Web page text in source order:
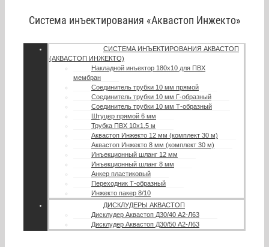
Система инъектирования «Аквастоп Инжекто»
СИСТЕМА ИНЪЕКТИРОВАНИЯ АКВАСТОП
(АКВАСТОП ИНЖЕКТО)
Накладной инъектор 180х10 для ПВХ
мембран
Соединитель трубки 10 мм прямой
Соединитель трубки 10 мм Г-образный
Соединитель трубки 10 мм Т-образный
Штуцер прямой 6 мм
Трубка ПВХ 10х1.5 м
Аквастоп Инжекто 12 мм (комплект 30 м)
Аквастоп Инжекто 8 мм (комплект 30 м)
Инъекционный шланг 12 мм
Инъекционный шланг 8 мм
Анкер пластиковый
Переходник Т-образный
Инжекто пакер 8/10
ДИСКЛУДЕРЫ АКВАСТОП
Дисклудер Аквастоп Д30/40 А2-Л63
Дисклудер Аквастоп Д30/50 А2-Л63